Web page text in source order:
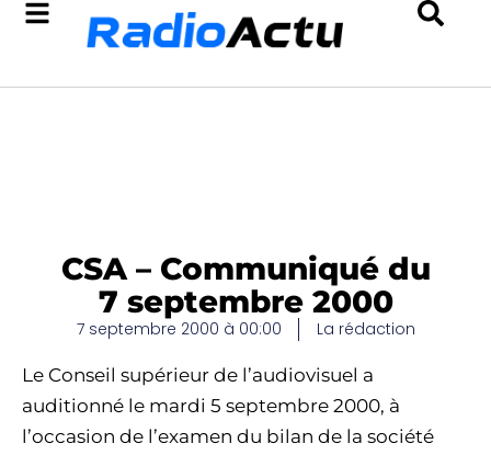
CSA – Communiqué du
7 septembre 2000
7 septembre 2000 à 00:00 La rédaction
Le Conseil supérieur de l’audiovisuel a
auditionné le mardi 5 septembre 2000, à
l’occasion de l’examen du bilan de la société